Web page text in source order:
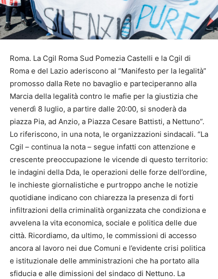
Roma. La Cgil Roma Sud Pomezia Castelli e la Cgil di
Roma e del Lazio aderiscono al “Manifesto per la legalità”
promosso dalla Rete no bavaglio e parteciperanno alla
Marcia della legalità contro le mafie per la giustizia che
venerdì 8 luglio, a partire dalle 20:00, si snoderà da
piazza Pia, ad Anzio, a Piazza Cesare Battisti, a Nettuno”.
Lo riferiscono, in una nota, le organizzazioni sindacali. “La
Cgil – continua la nota – segue infatti con attenzione e
crescente preoccupazione le vicende di questo territorio:
le indagini della Dda, le operazioni delle forze dell’ordine,
le inchieste giornalistiche e purtroppo anche le notizie
quotidiane indicano con chiarezza la presenza di forti
infiltrazioni della criminalità organizzata che condiziona e
avvelena la vita economica, sociale e politica delle due
città. Ricordiamo, da ultimo, le commissioni di accesso
ancora al lavoro nei due Comuni e l’evidente crisi politica
e istituzionale delle amministrazioni che ha portato alla
sfiducia e alle dimissioni del sindaco di Nettuno. La